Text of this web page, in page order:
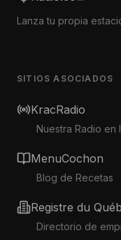
Lanza tu propia
SITIOS ASOCIADOS
KracRadio
Nuestra Radio
MenuCochon
Blog de Recetas
Registre du
Directorio de